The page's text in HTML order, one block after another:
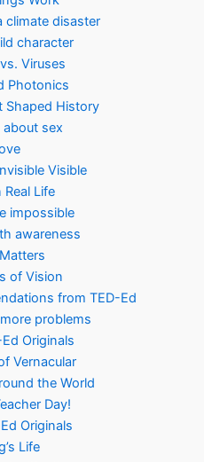
climate disaster
character
Viruses
Photonics
Shaped History
about sex
Visible
Real Life
impossible
awareness
of Vision
from TED-Ed
problems
Originals
Vernacular
the World
Day!
Originals
Life